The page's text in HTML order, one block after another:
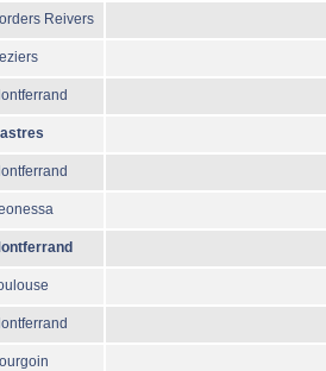
Reivers